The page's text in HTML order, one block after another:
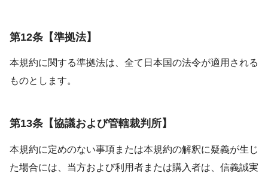
第12条【準拠法】
本規約に関する準拠法は、全て日本国の法令が適用される
ものとします。
第13条【協議および管轄裁判所】
本規約に定めのない事項または本規約の解釈に疑義が生じ
た場合には、当方および利用者または購入者は、信義誠実